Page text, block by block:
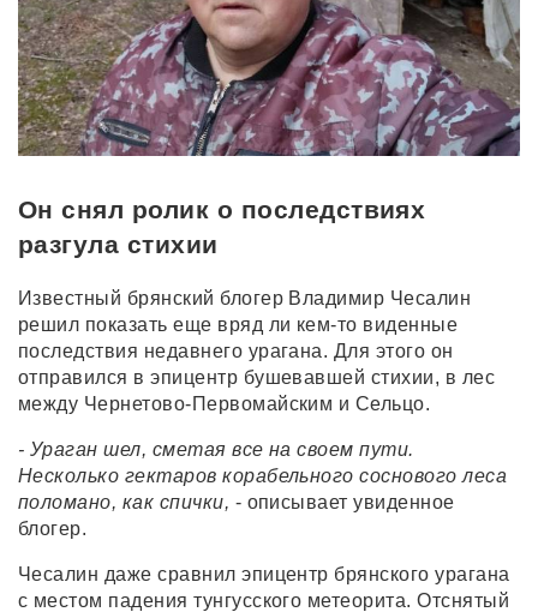
Он снял ролик о последствиях
разгула стихии
Известный брянский блогер Владимир Чесалин
решил показать еще вряд ли кем-то виденные
последствия недавнего урагана. Для этого он
отправился в эпицентр бушевавшей стихии, в лес
между Чернетово-Первомайским и Сельцо.
- Ураган шел, сметая все на своем пути.
Несколько гектаров корабельного соснового леса
поломано, как спички, - описывает увиденное
блогер.
Чесалин даже сравнил эпицентр брянского урагана
с местом падения тунгусского метеорита. Отснятый